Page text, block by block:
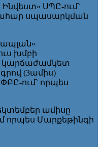
ՍՊԸ-ում`
սպասարկման
խմբի
կարճաժամկետ
(3ամիս)
ում` որպես
ամիսը
որպես Մարքեթինգի